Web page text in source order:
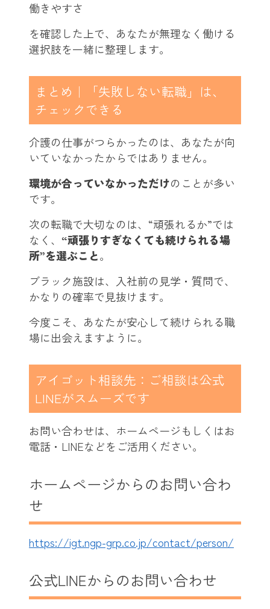
働きやすさ
を確認した上で、あなたが無理なく働ける
選択肢を一緒に整理します。
まとめ｜「失敗しない転職」は、
チェックできる
介護の仕事がつらかったのは、あなたが向
いていなかったからではありません。
環境が合っていなかっただけのことが多い
です。
次の転職で大切なのは、“頑張れるか”では
なく、 “頑張りすぎなくても続けられる場
所”を選ぶこと。
ブラック施設は、入社前の見学・質問で、
かなりの確率で見抜けます。
今度こそ、あなたが安心して続けられる職
場に出会えますように。
アイゴット相談先：ご相談は公式
LINEがスムーズです
お問い合わせは、ホームページもしくはお
電話・LINEなどをご活用ください。
ホームページからのお問い合わ
せ
https://igt.ngp-grp.co.jp/contact/person/
公式LINEからのお問い合わせ